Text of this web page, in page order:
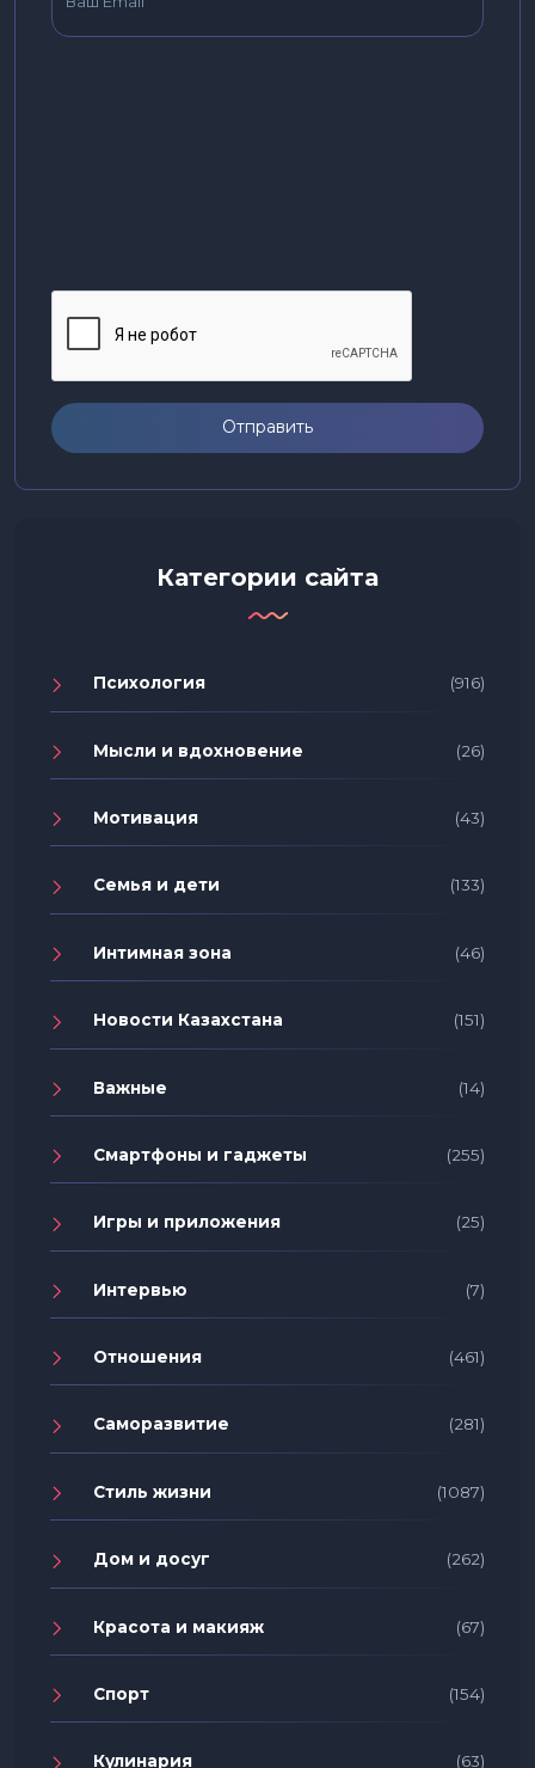
Отправить
Категории сайта
Психология (916)
Мысли и вдохновение (26)
Мотивация (43)
Семья и дети (133)
Интимная зона (46)
Новости Казахстана (151)
Важные (14)
Смартфоны и гаджеты (255)
Игры и приложения (25)
Интервью (7)
Отношения (461)
Саморазвитие (281)
Стиль жизни (1087)
Дом и досуг (262)
Красота и макияж (67)
Спорт (154)
Кулинария (63)